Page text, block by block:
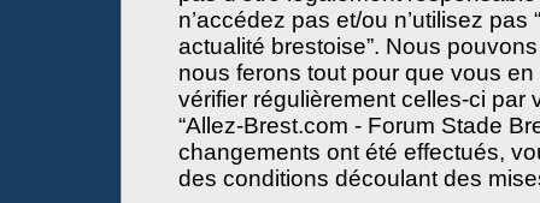
n’accédez pas et/ou n’utilisez
actualité brestoise”. Nous
nous ferons tout pour que vous
vérifier régulièrement celles-ci par
“Allez-Brest.com - Forum Stade
changements ont été effectués,
des conditions découlant des